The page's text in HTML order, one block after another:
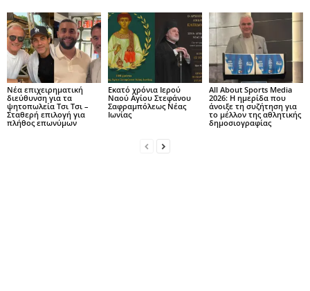
Νέα επιχειρηματική
διεύθυνση για τα
ψητοπωλεία Τσι Τσι –
Σταθερή επιλογή για
πλήθος επωνύμων
Εκατό χρόνια Ιερού
Ναού Αγίου Στεφάνου
Σαφραμπόλεως Νέας
Ιωνίας
All About Sports Media
2026: Η ημερίδα που
άνοιξε τη συζήτηση για
το μέλλον της αθλητικής
δημοσιογραφίας